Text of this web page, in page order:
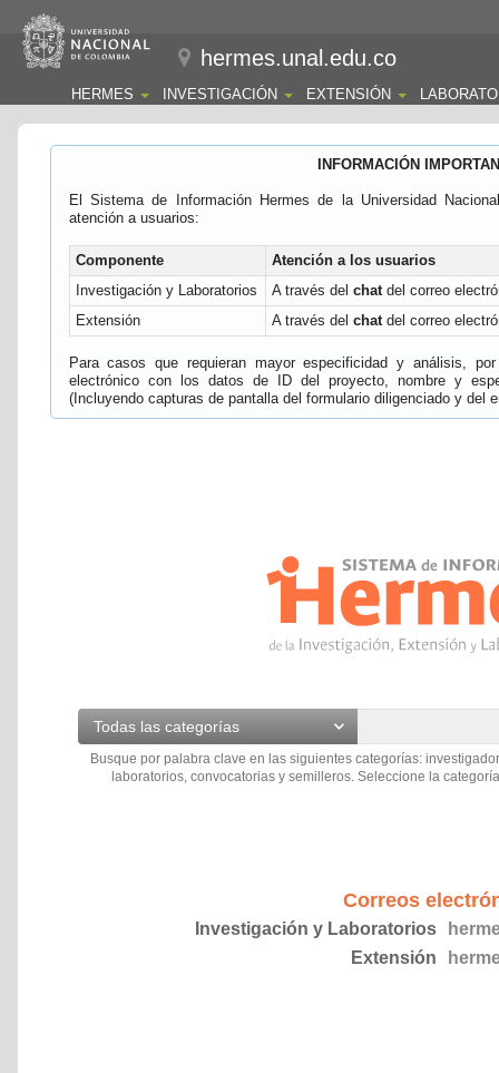
hermes.unal.edu.co
HERMES INVESTIGACIÓN EXTENSIÓN
INFORMACIÓN
El Sistema de Información Hermes de la Universidad
atención a usuarios:
Componente
Atención a los usuarios
Investigación y Laboratorios
A través del chatdel correo
Extensión
A través del chatdel correo
Para casos que requieran mayor especificidad y análisis,
electrónico con los datos de ID del proyecto, nombre y
(Incluyendo capturas de pantalla del formulario diligenciado y del
Todas las categorías
Busque por palabra clave en las siguientes categorías:
laboratorios, convocatorias y semilleros. Seleccione la
Correos
Investigación y Laboratorios
Extensión